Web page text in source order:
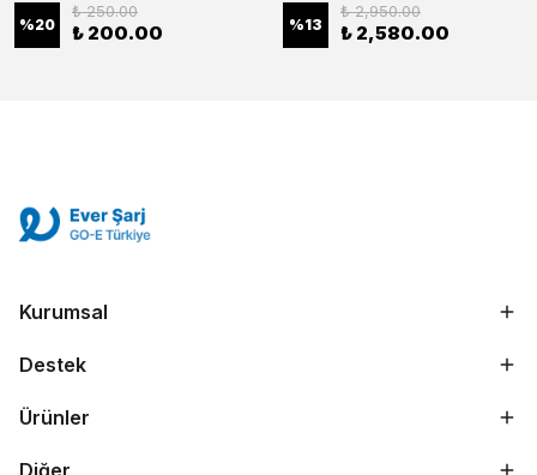
%20
₺ 250.00
₺ 200.00 %13
₺ 2,950.00
₺ 2,580.00
Kurumsal
Destek
Ürünler